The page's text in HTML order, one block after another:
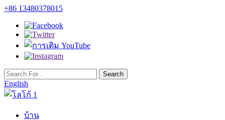
+86 13480378015
English
บ้าน